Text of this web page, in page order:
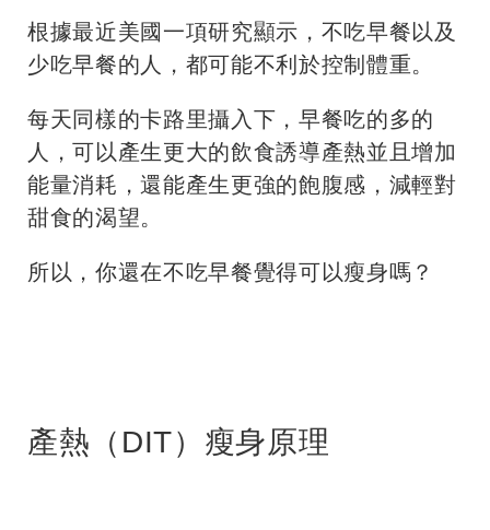
根據最近美國一項研究顯示，不吃早餐以及
少吃早餐的人，都可能不利於控制體重。
每天同樣的卡路里攝入下，早餐吃的多的
人，可以產生更大的飲食誘導產熱並且增加
能量消耗，還能產生更強的飽腹感，減輕對
甜食的渴望。
所以，你還在不吃早餐覺得可以瘦身嗎？
產熱（DIT）瘦身原理